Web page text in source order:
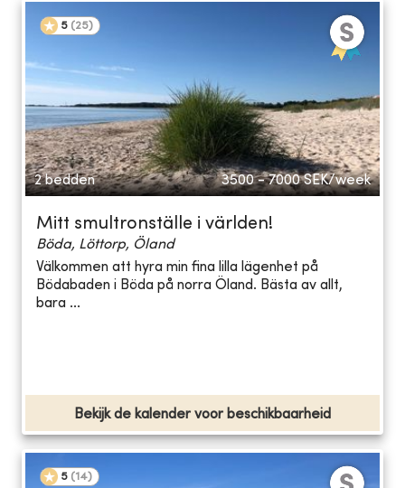
5 (25)
2 bedden 3500 - 7000 SEK/week
Mitt smultronställe i världen!
Böda, Löttorp, Öland
Välkommen att hyra min fina lilla lägenhet på
Bödabaden i Böda på norra Öland. Bästa av allt,
bara ...
Bekijk de kalender voor beschikbaarheid
5 (14)